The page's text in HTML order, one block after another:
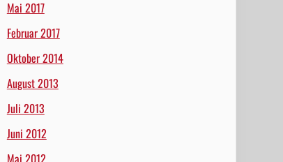
Mai 2017
Februar 2017
Oktober 2014
August 2013
Juli 2013
Juni 2012
Mai 2012